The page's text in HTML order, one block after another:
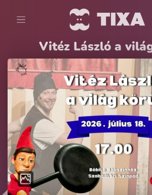
Vitéz László a